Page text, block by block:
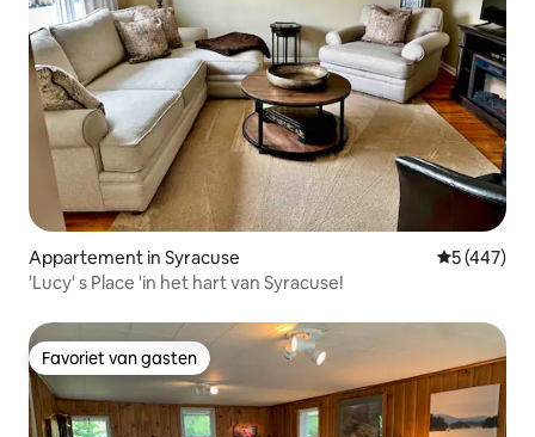
Appartement in Syracuse
5 (447)
'Lucy' s Place 'in het hart van Syracuse!
Favoriet van gasten
Favoriet van gasten